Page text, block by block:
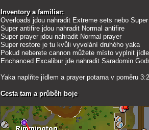
Inventory a familiar:
Overloads jdou nahradit Extreme sets nebo
Super antifire jdou nahradit Normal antifire
Super prayer jdou nahradit Normal prayer
Super restore je tu kvůli vyvolání druhého yaka
Pokud neberete cannon můžete místo vyplnit
Enchanced Excalibur jde nahradit Saradomin
Yaka naplňte jídlem a prayer potama v poměru
Cesta tam a průběh boje